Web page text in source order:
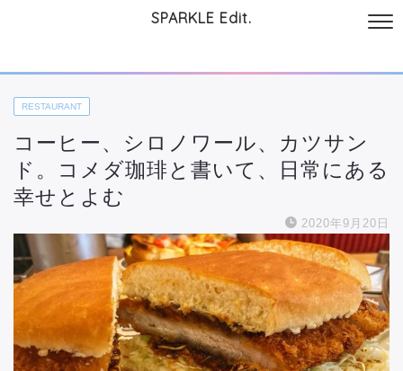
SPARKLE Edit.
RESTAURANT
コーヒー、シロノワール、カツサン
ド。コメダ珈琲と書いて、日常にある
幸せとよむ
2020年9月20日